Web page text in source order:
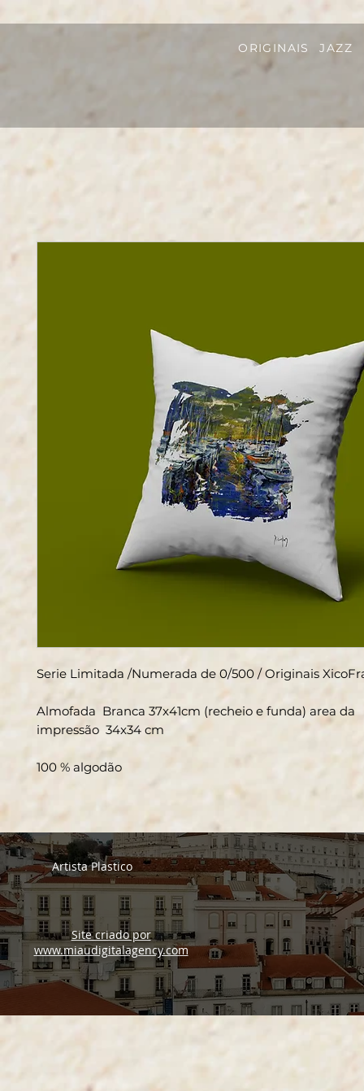
ORIGINAIS JAZZ
Serie Limitada /Numerada de 0/500 / Originais
Almofada Branca 37x41cm (recheio e funda) area da
impressão 34x34 cm
100 % algodão
Artista Plastico
Site criado por
www.miaudigitalagency.com